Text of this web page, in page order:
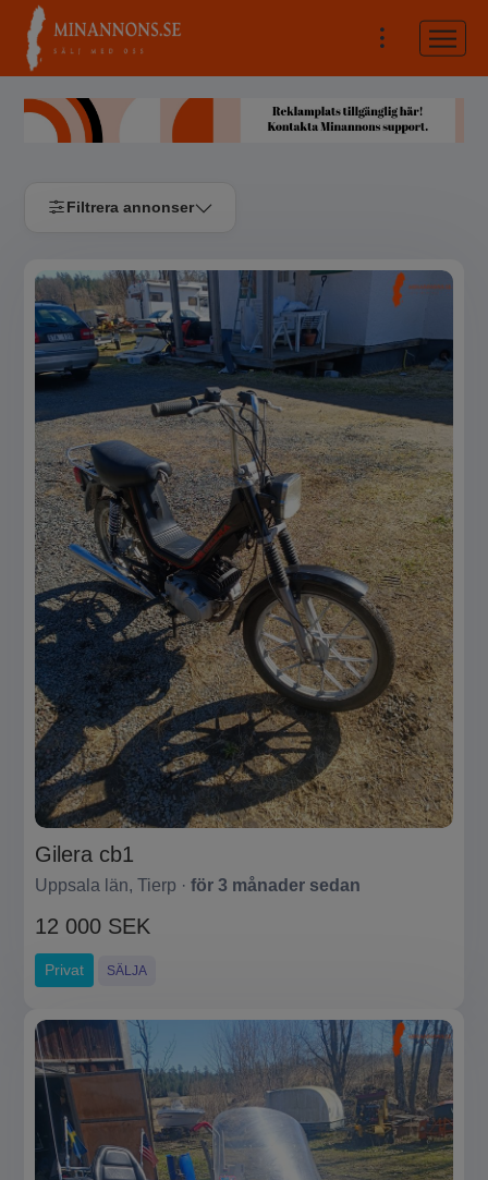
Filtrera annonser
Gilera cb1
Uppsala län, Tierp · för 3 månader sedan
12 000 SEK
Privat SÄLJA